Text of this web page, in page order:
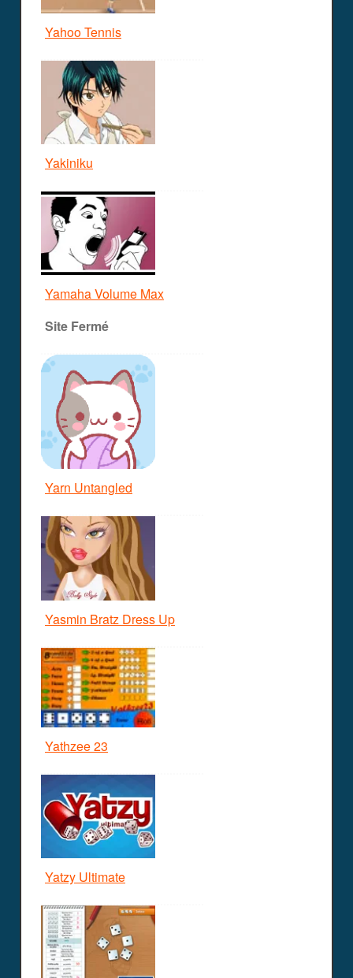
Yahoo Tennis
Yakiniku
Yamaha Volume Max
Site Fermé
Yarn Untangled
Yasmin Bratz Dress Up
Yathzee 23
Yatzy Ultimate